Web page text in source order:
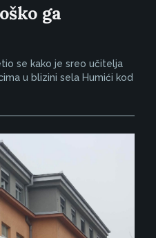
ga
se kako je sreo učitelja
u blizini sela Humići kod